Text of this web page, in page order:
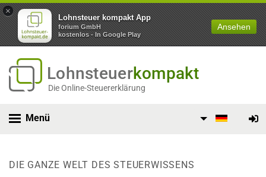
×
Lohnsteuer kompakt App
forium GmbH
kostenlos - In Google Play
Ansehen
Lohnsteuerkompakt
Die Online-Steuererklärung
Menü
DIE GANZE WELT DES STEUERWISSENS